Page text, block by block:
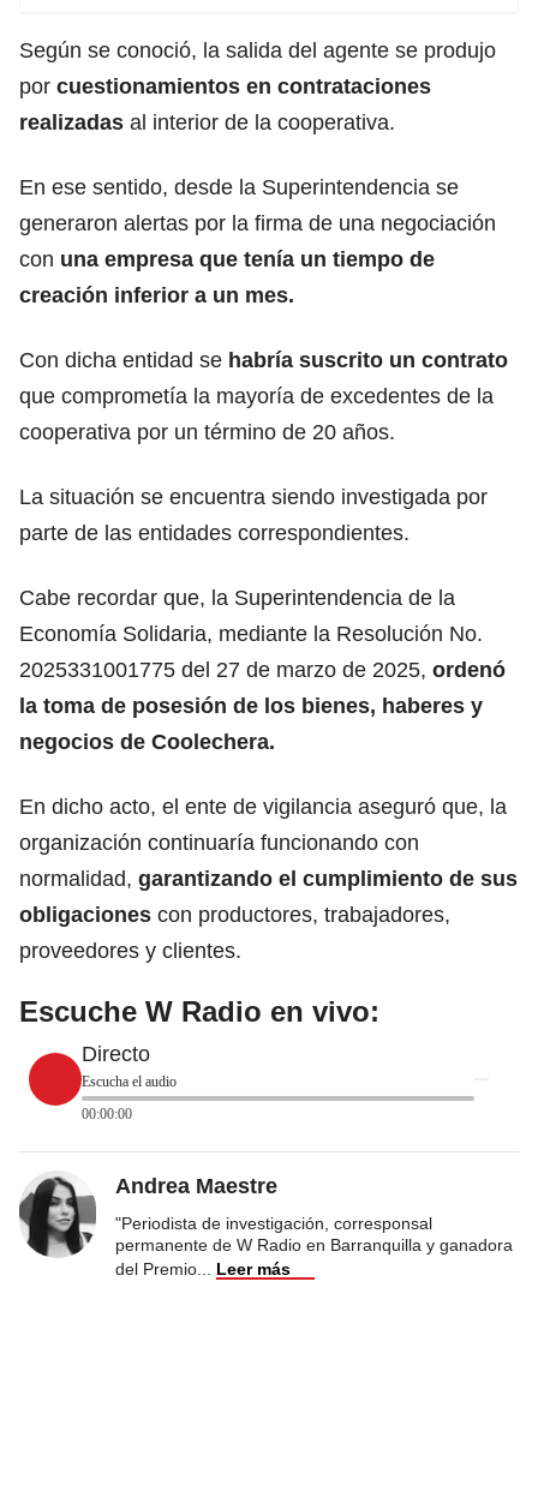
Según se conoció, la salida del agente se produjo
por cuestionamientos en contrataciones
realizadas al interior de la cooperativa.
En ese sentido, desde la Superintendencia se
generaron alertas por la firma de una negociación
con una empresa que tenía un tiempo de
creación inferior a un mes.
Con dicha entidad se habría suscrito un contrato
que comprometía la mayoría de excedentes de la
cooperativa por un término de 20 años.
La situación se encuentra siendo investigada por
parte de las entidades correspondientes.
Cabe recordar que, la Superintendencia de la
Economía Solidaria, mediante la Resolución No.
2025331001775 del 27 de marzo de 2025, ordenó
la toma de posesión de los bienes, haberes y
negocios de Coolechera.
En dicho acto, el ente de vigilancia aseguró que, la
organización continuaría funcionando con
normalidad, garantizando el cumplimiento de sus
obligaciones con productores, trabajadores,
proveedores y clientes.
Escuche W Radio en vivo:
Directo
Escucha el audio
00:00:00
Andrea Maestre
"Periodista de investigación, corresponsal
permanente de W Radio en Barranquilla y ganadora
del Premio
Leer más